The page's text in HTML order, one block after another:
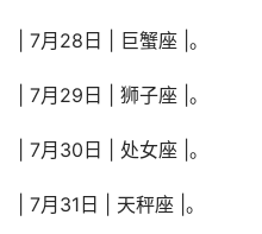
| 7月28日 | 巨蟹座 |。
| 7月29日 | 狮子座 |。
| 7月30日 | 处女座 |。
| 7月31日 | 天秤座 |。